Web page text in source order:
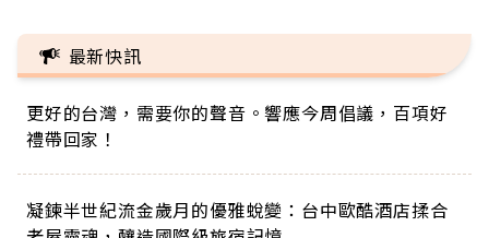
最新快訊
更好的台灣，需要你的聲音。響應今周倡議，百項好
禮帶回家！
凝鍊半世紀流金歲月的優雅蛻變：台中歐酷酒店揉合